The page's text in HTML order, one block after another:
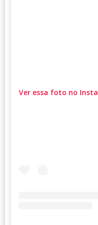
Ver essa foto no